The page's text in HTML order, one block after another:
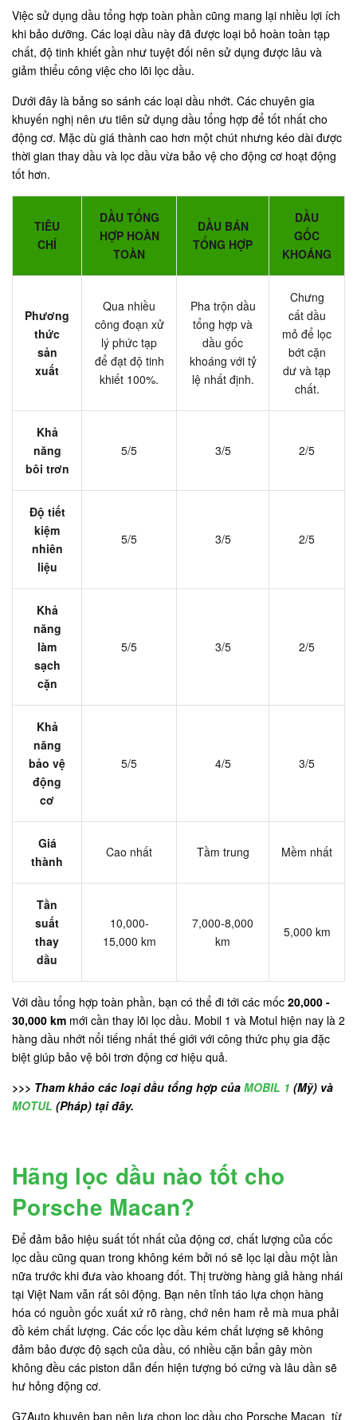
Việc sử dụng dầu tổng hợp toàn phần cũng mang lại nhiều lợi ích
khi bảo dưỡng. Các loại dầu này đã được loại bỏ hoàn toàn tạp
chất, độ tinh khiết gần như tuyệt đối nên sử dụng được lâu và
giảm thiểu công việc cho lõi lọc dầu.
Dưới đây là bảng so sánh các loại dầu nhớt. Các chuyên gia
khuyến nghị nên ưu tiên sử dụng dầu tổng hợp để tốt nhất cho
động cơ. Mặc dù giá thành cao hơn một chút nhưng kéo dài được
thời gian thay dầu và lọc dầu vừa bảo vệ cho động cơ hoạt động
tốt hơn.
TIÊU
CHÍ
DẦU TỔNG
HỢP HOÀN
TOÀN
DẦU BÁN
TỔNG HỢP
DẦU
GỐC
KHOÁNG
Phương
thức
sản
xuất
Qua nhiều
công đoạn xử
lý phức tạp
để đạt độ tinh
khiết 100%.
Pha trộn dầu
tổng hợp và
dầu gốc
khoáng với tỷ
lệ nhất định.
Chưng
cất dầu
mỏ để lọc
bớt cặn
dư và tạp
chất.
Khả
năng
bôi trơn
5/5 3/5 2/5
Độ tiết
kiệm
nhiên
liệu
5/5 3/5 2/5
Khả
năng
làm
sạch
cặn
5/5 3/5 2/5
Khả
năng
bảo vệ
động
cơ
5/5 4/5 3/5
Giá
thành
Cao nhất Tầm trung Mềm nhất
Tần
suất
thay
dầu
10,000-
15,000 km
7,000-8,000
km
5,000 km
Với dầu tổng hợp toàn phần, bạn có thể đi tới các mốc 20,000 -
30,000 km mới cần thay lõi lọc dầu. Mobil 1 và Motul hiện nay là 2
hàng dầu nhớt nổi tiếng nhất thế giới với công thức phụ gia đặc
biệt giúp bảo vệ bôi trơn động cơ hiệu quả.
>>> Tham khảo các loại dầu tổng hợp của MOBIL 1 (Mỹ) và
MOTUL (Pháp) tại đây.
Hãng lọc dầu nào tốt cho
Porsche Macan?
Để đảm bảo hiệu suất tốt nhất của động cơ, chất lượng của cốc
lọc dầu cũng quan trong không kém bởi nó sẽ lọc lại dầu một lần
nữa trước khi đưa vào khoang đốt. Thị trường hàng giả hàng nhái
tại Việt Nam vẫn rất sôi động. Bạn nên tỉnh táo lựa chọn hàng
hóa có nguồn gốc xuất xứ rõ ràng, chớ nên ham rẻ mà mua phải
đồ kém chất lượng. Các cốc lọc dầu kém chất lượng sẽ không
đảm bảo được độ sạch của dầu, có nhiều cặn bẩn gây mòn
không đều các piston dẫn đến hiện tượng bó cứng và lâu dần sẽ
hư hỏng động cơ.
G7Auto khuyên bạn nên lựa chọn lọc dầu cho Porsche Macan từ